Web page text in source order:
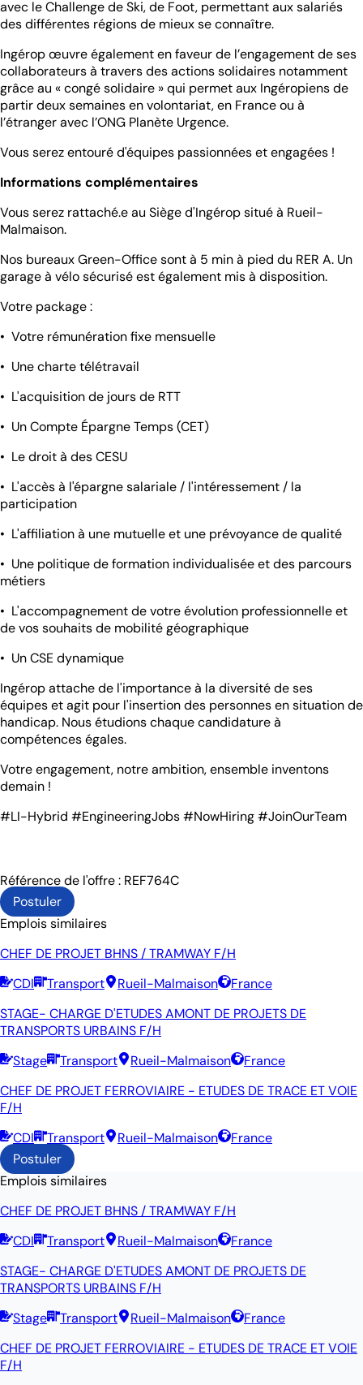
avec le Challenge de Ski, de Foot, permettant aux salariés
des différentes régions de mieux se connaître.
Ingérop œuvre également en faveur de l’engagement de ses
collaborateurs à travers des actions solidaires notamment
grâce au « congé solidaire » qui permet aux Ingéropiens de
partir deux semaines en volontariat, en France ou à
l’étranger avec l’ONG Planète Urgence.
Vous serez entouré d'équipes passionnées et engagées !
Informations complémentaires
Vous serez rattaché.e au Siège d'Ingérop situé à Rueil-
Malmaison.
Nos bureaux Green-Office sont à 5 min à pied du RER A. Un
garage à vélo sécurisé est également mis à disposition.
Votre package :
• Votre rémunération fixe mensuelle
• Une charte télétravail
• L'acquisition de jours de RTT
• Un Compte Épargne Temps (CET)
• Le droit à des CESU
• L'accès à l'épargne salariale / l'intéressement / la
participation
• L'affiliation à une mutuelle et une prévoyance de qualité
• Une politique de formation individualisée et des parcours
métiers
• L'accompagnement de votre évolution professionnelle et
de vos souhaits de mobilité géographique
• Un CSE dynamique
Ingérop attache de l'importance à la diversité de ses
équipes et agit pour l'insertion des personnes en situation de
handicap. Nous étudions chaque candidature à
compétences égales.
Votre engagement, notre ambition, ensemble inventons
demain !
#LI-Hybrid #EngineeringJobs #NowHiring #JoinOurTeam
Référence de l'offre : REF764C
Postuler
Emplois similaires
CHEF DE PROJET BHNS / TRAMWAY F/H
CDI
Transport Rueil-Malmaison
France
STAGE- CHARGE D'ETUDES AMONT DE PROJETS DE
TRANSPORTS URBAINS F/H
Stage
Transport Rueil-Malmaison
France
CHEF DE PROJET FERROVIAIRE - ETUDES DE TRACE ET VOIE
F/H
CDI
Transport Rueil-Malmaison
France
Postuler
Emplois similaires
CHEF DE PROJET BHNS / TRAMWAY F/H
CDI
Transport Rueil-Malmaison
France
STAGE- CHARGE D'ETUDES AMONT DE PROJETS DE
TRANSPORTS URBAINS F/H
Stage
Transport Rueil-Malmaison
France
CHEF DE PROJET FERROVIAIRE - ETUDES DE TRACE ET VOIE
F/H